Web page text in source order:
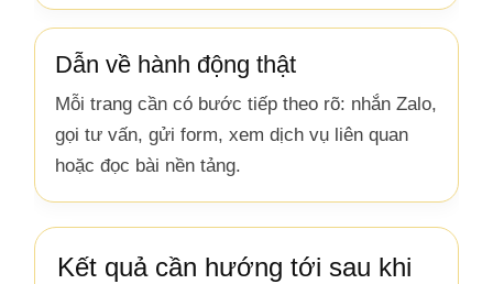
Dẫn về hành động thật
Mỗi trang cần có bước tiếp theo rõ: nhắn Zalo,
gọi tư vấn, gửi form, xem dịch vụ liên quan
hoặc đọc bài nền tảng.
Kết quả cần hướng tới sau khi